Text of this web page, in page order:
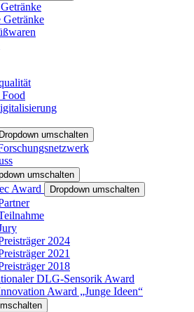
Dropdown umschalten
umschalten
Award Dropdown umschalten
2024
2021
2018
DLG-Sensorik Award
Award „Junge Ideen“